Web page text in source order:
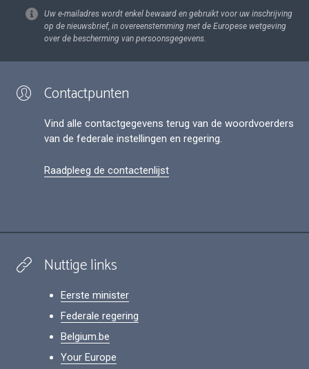
Uw e-mailadres wordt enkel bewaard en gebruikt voor uw inschrijving
op de nieuwsbrief, in overeenstemming met de Europese wetgeving
over de bescherming van persoonsgegevens.
Contactpunten
Vind alle contactgegevens terug van de woordvoerders
van de federale instellingen en regering.
Raadpleeg de contactenlijst
Nuttige links
Eerste minister
Federale regering
Belgium.be
Your Europe